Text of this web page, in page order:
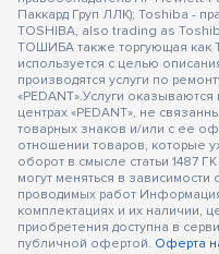
Паккард Груп ЛЛК); Toshiba -
TOSHIBA, also trading as
ТОШИБА также торгующая как
используется с целью
производятся услуги по
«PEDANT».Услуги
центрах «PEDANT», не
товарных знаков и/или с ее
отношении товаров, которые
оборот в смысле статьи 1487
могут меняться в зависимости
проводимых работ
комплектациях и их наличии,
приобретения доступна в
публичной офертой. Оферта